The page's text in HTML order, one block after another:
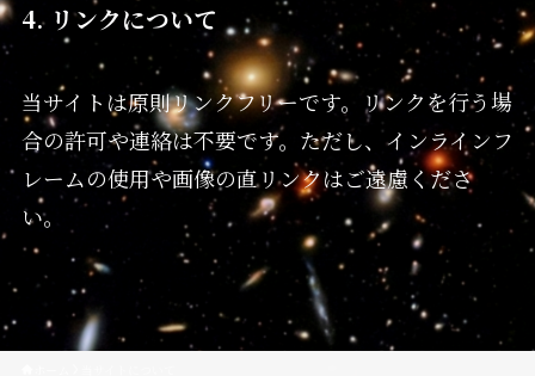
4. リンクについて
当サイトは原則リンクフリーです。リンクを行う場
合の許可や連絡は不要です。ただし、インラインフ
レームの使用や画像の直リンクはご遠慮くださ
い。